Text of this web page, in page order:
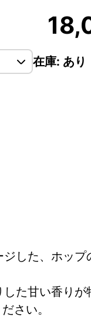
在庫: あり
した、ホッ
た甘い香り
さい。